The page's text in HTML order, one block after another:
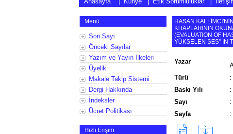
Menü
Son Sayı
Önceki Sayılar
Yazım ve Yayın İlkeleri
Üyelik
Makale Takip Sistemi
Dergi Hakkında
İndeksler
Ücret Politikası
Hızlı Erişim
HASAN
KİTAPLARININ
(EVALUATION OF
YÜKSELEN SES” IN
Yazar :
Türü
:
Baskı Yılı
:
Sayı
:
Sayfa
: